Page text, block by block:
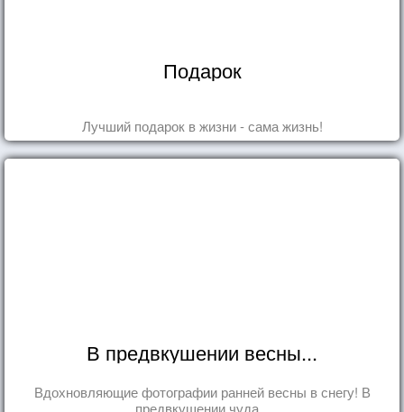
Подарок
Лучший подарок в жизни - сама жизнь!
В предвкушении весны...
Вдохновляющие фотографии ранней весны в снегу! В
предвкушении чуда...